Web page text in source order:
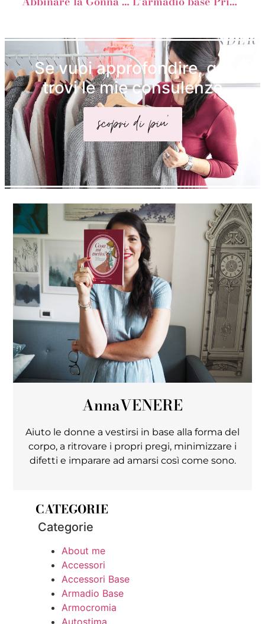
Se vuoi approfondire, qui
trovi le mie consulenze
scopri di piu'
AnnaVENERE
Aiuto le donne a vestirsi in base alla forma del
corpo, a ritrovare i propri pregi, minimizzare i
difetti e imparare ad amarsi così come sono.
CATEGORIE
Categorie
About me
Accessori
Accessori Base
Armadio Base
Armocromia